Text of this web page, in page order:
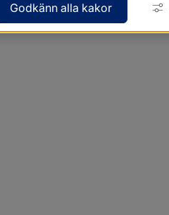
Godkänn alla kakor